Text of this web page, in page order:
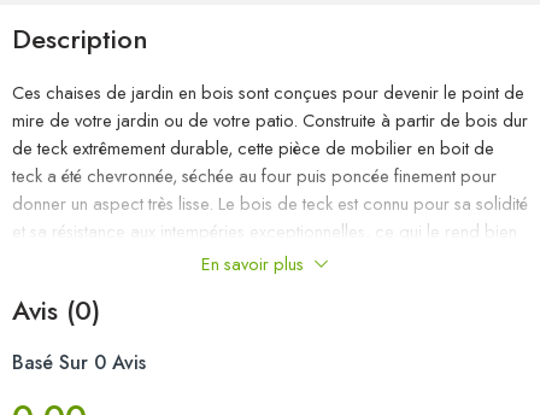
Description
Ces chaises de jardin en bois sont conçues pour devenir le point de
mire de votre jardin ou de votre patio. Construite à partir de bois dur
de teck extrêmement durable, cette pièce de mobilier en boit de
teck a été chevronnée, séchée au four puis poncée finement pour
donner un aspect très lisse. Le bois de teck est connu pour sa solidité
et sa résistance aux intempéries exceptionnelles, ce qui le rend bien
plus adapté aux meubles de jardin que tout autre type de bois. Le
de jardin durable. Le cadre en acier inoxydable de haute qualité les
coussin inclus est plus qu’un supplément pratique ; il a une fonction
En savoir plus
Avis (0)
Basé Sur 0 Avis